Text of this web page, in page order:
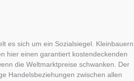
es sich um ein Sozialsiegel. Kleinbauern
hier einen garantiert kostendeckenden
die Weltmarktpreise schwanken. Der
Handelsbeziehungen zwischen allen